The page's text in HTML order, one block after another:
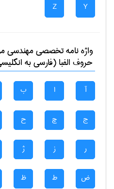
Y
Z
واژه نامه تخصصیمهندسی
حروف الفبا (فارسی به
آ ا ب
ج چ ح
ر ز ژ
ض ط ظ